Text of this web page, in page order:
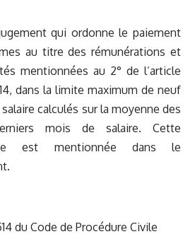
qui ordonne le paiement
au titre des rémunérations et
mentionnées au 2° de l’article
dans la limite maximum de neuf
calculés sur la moyenne des
mois de salaire. Cette
est mentionnée dans le
du Code de Procédure Civile